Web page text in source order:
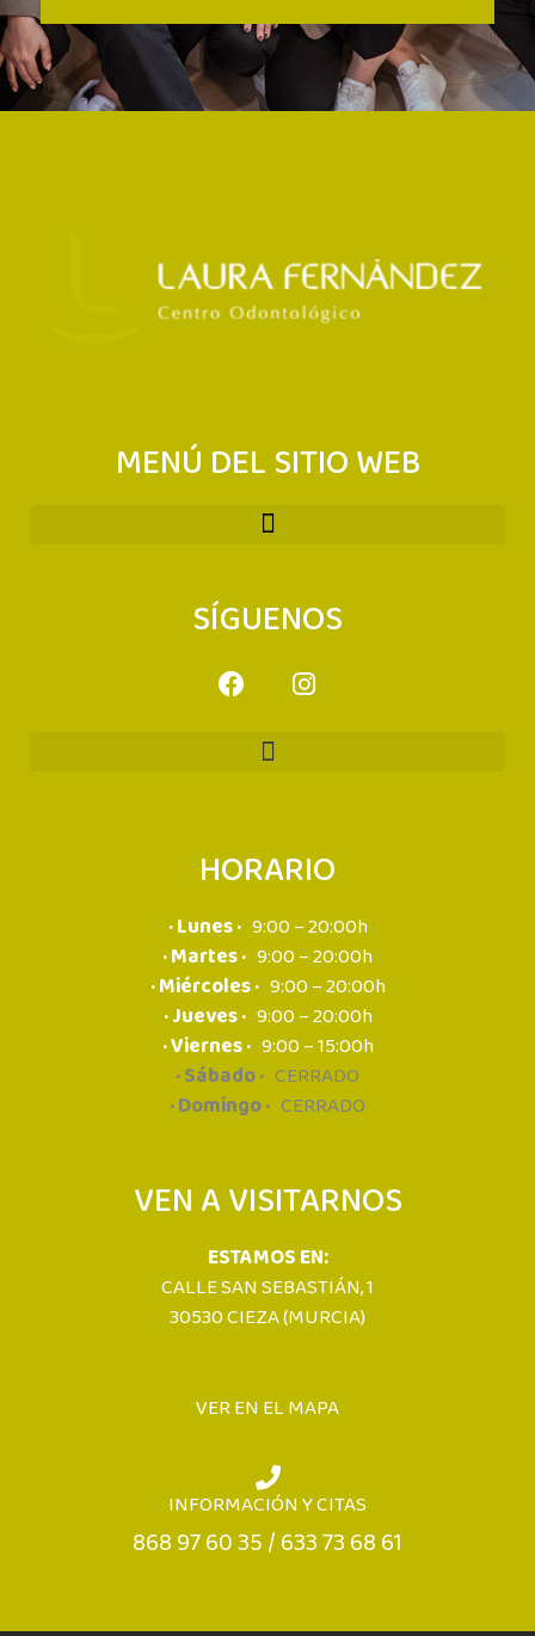
MENÚ DEL SITIO WEB
SÍGUENOS
HORARIO
· Lunes · 9:00 – 20:00h
· Martes · 9:00 – 20:00h
· Miércoles · 9:00 – 20:00h
· Jueves · 9:00 – 20:00h
· Viernes · 9:00 – 15:00h
· Sábado · CERRADO
· Domingo · CERRADO
VEN A VISITARNOS
ESTAMOS EN:
CALLE SAN SEBASTIÁN, 1
30530 CIEZA (MURCIA)
VER EN EL MAPA
INFORMACIÓN Y CITAS
868 97 60 35 / 633 73 68 61